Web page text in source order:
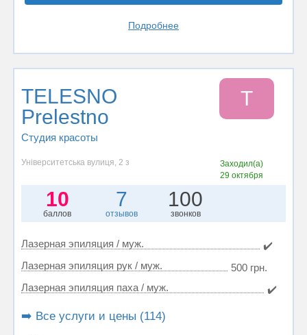
Подробнее
TELESNO
Prelestno
Студия красоты
T
Університетська вулиця, 2 з
Заходил(а)
29 октября
10
баллов
7
отзывов
100
звонков
Лазерная эпиляция / муж.
✔️
Лазерная эпиляция рук / муж.
500 грн.
Лазерная эпиляция паха / муж.
✔️
➡️ Все услуги и цены (114)